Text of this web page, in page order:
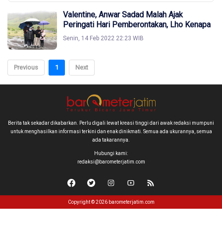
Valentine, Anwar Sadad Malah Ajak
Peringati Hari Pemberontakan, Lho Kenapa
Senin, 14 Feb 2022 22:23 WIB
Previous 1 Next
Berita tak sekadar dikabarkan. Perlu digali lewat kreasi tinggi dari awak redaksi mumpuni
untuk menghasilkan informasi terkini dan enak dinikmati. Semua ada ukurannya, semua
ada takarannya.
Hubungi kami:
redaksi@barometerjatim.com
Copyright © 2026 barometerjatim.com